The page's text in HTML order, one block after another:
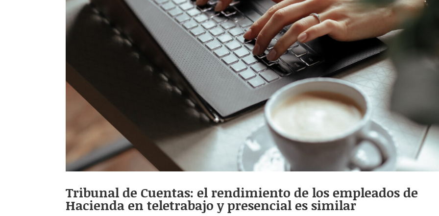
Tribunal de Cuentas: el rendimiento de los empleados de
Hacienda en teletrabajo y presencial es similar